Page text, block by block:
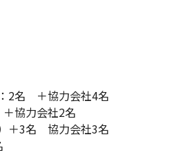
2名　＋協力会社4名
＋協力会社2名
＋3名　協力会社3名